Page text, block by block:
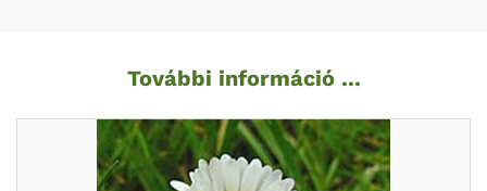
További információ ...